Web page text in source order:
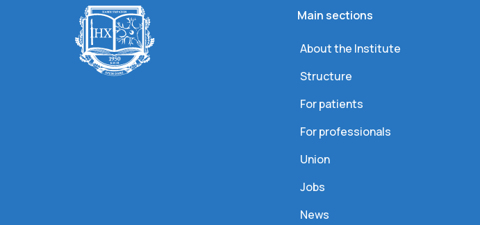
Main sections
About the Institute
Structure
For patients
For professionals
Union
Jobs
News